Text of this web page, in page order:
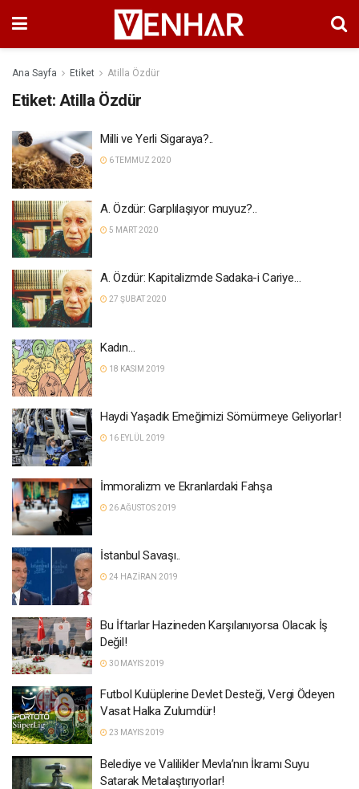
Ana Sayfa Etiket Atilla Özdür
Etiket: Atilla Özdür
Milli ve Yerli Sigaraya?..
6 TEMMUZ 2020
A. Özdür: Garplılaşıyor muyuz?..
5 MART 2020
A. Özdür: Kapitalizmde Sadaka-i Cariye…
27 ŞUBAT 2020
Kadın…
18 KASIM 2019
Haydi Yaşadık Emeğimizi Sömürmeye Geliyorlar!
16 EYLÜL 2019
İmmoralizm ve Ekranlardaki Fahşa
26 AĞUSTOS 2019
İstanbul Savaşı..
24 HAZIRAN 2019
Bu İftarlar Hazineden Karşılanıyorsa Olacak İş
Değil!
30 MAYIS 2019
Futbol Kulüplerine Devlet Desteği, Vergi Ödeyen
Vasat Halka Zulumdür!
23 MAYIS 2019
Belediye ve Valilikler Mevla’nın İkramı Suyu
Satarak Metalaştırıyorlar!